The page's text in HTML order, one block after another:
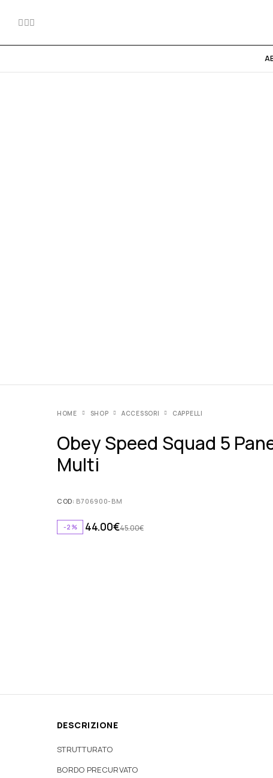
HOME SHOP ACCESSORI CAPPELLI
Obey Speed Squad 5
Multi
COD: B706900-BM
-2% 45.00€
44.00€
DESCRIZIONE
STRUTTURATO
BORDO PRECURVATO